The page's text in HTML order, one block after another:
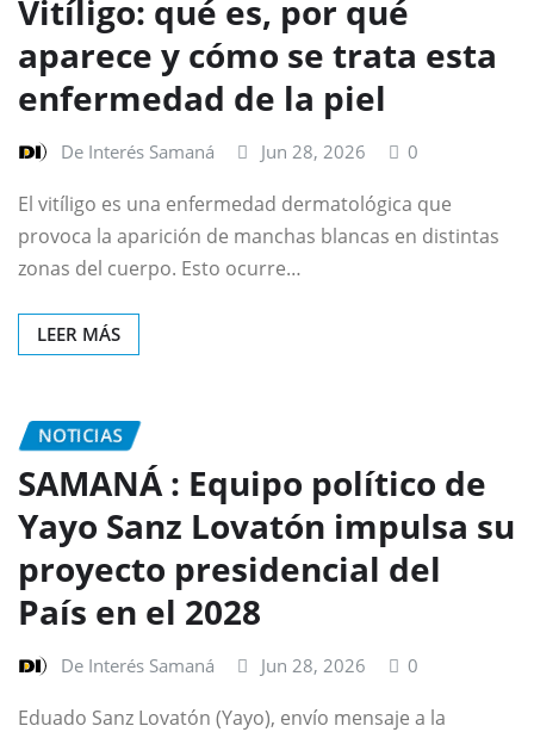
Vitíligo: qué es, por qué
aparece y cómo se trata esta
enfermedad de la piel
De Interés Samaná Jun 28, 2026 0
El vitíligo es una enfermedad dermatológica que
provoca la aparición de manchas blancas en distintas
zonas del cuerpo. Esto ocurre…
LEER MÁS
NOTICIAS
SAMANÁ : Equipo político de
Yayo Sanz Lovatón impulsa su
proyecto presidencial del
País en el 2028
De Interés Samaná Jun 28, 2026 0
Eduado Sanz Lovatón (Yayo), envío mensaje a la